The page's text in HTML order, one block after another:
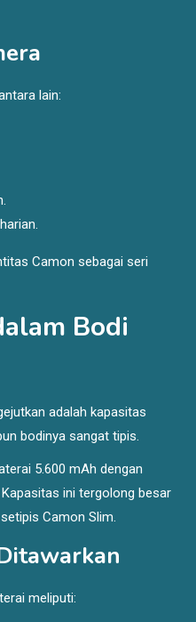
lain:
Camon sebagai seri
Bodi
adalah kapasitas
bodinya sangat tipis.
5.600 mAh dengan
ini tergolong besar
Camon Slim.
meliputi: